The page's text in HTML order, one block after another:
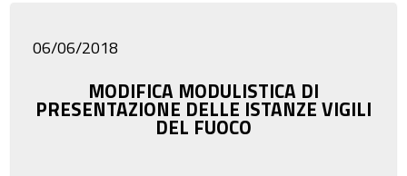
06/06/2018
MODIFICA MODULISTICA DI
PRESENTAZIONE DELLE ISTANZE VIGILI
DEL FUOCO